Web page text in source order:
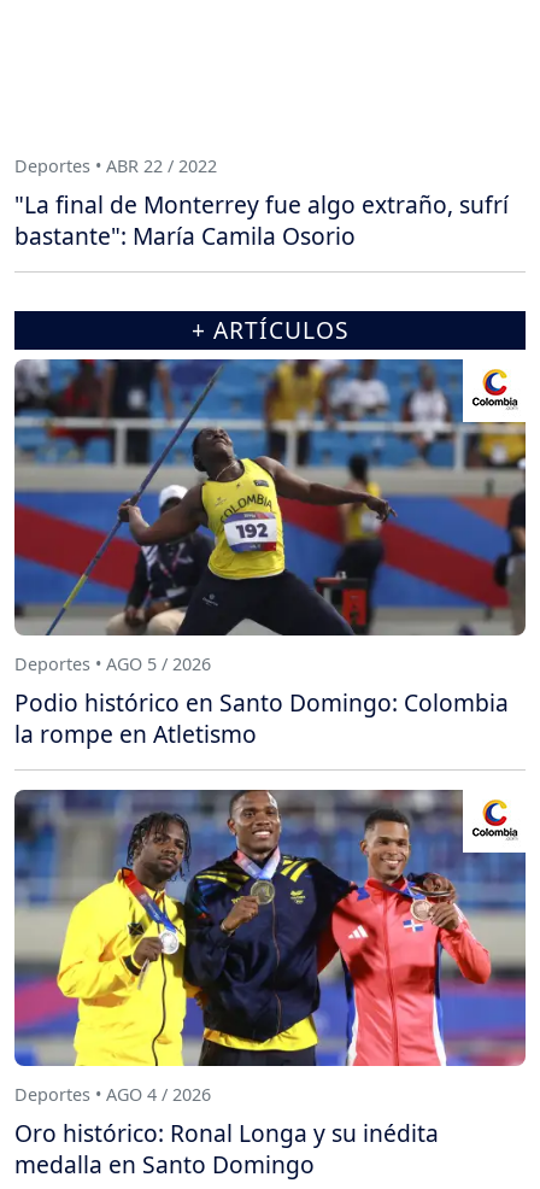
Deportes • ABR 22 / 2022
"La final de Monterrey fue algo extraño, sufrí
bastante": María Camila Osorio
+ ARTÍCULOS
Deportes • AGO 5 / 2026
Podio histórico en Santo Domingo: Colombia
la rompe en Atletismo
Deportes • AGO 4 / 2026
Oro histórico: Ronal Longa y su inédita
medalla en Santo Domingo